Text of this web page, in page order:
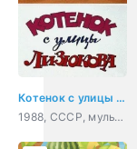
Котенок с улицы Лизюкова
1988, СССР, мультфильм, детский, короткометражка